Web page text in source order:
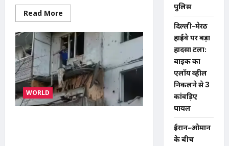
Read More
more
मोदीपॉन
मिल
गेट
के
बाहर
अज्ञात
युवक
का
शव
मिलने
से
WORLD
पुलिस
दिल्ली-मेरठ
हाईवे पर बड़ा
हादसा टला:
बाइक का
एलॉय व्हील
निकलने से 3
कांवड़िए
घायल
ईरान-ओमान
के बीच